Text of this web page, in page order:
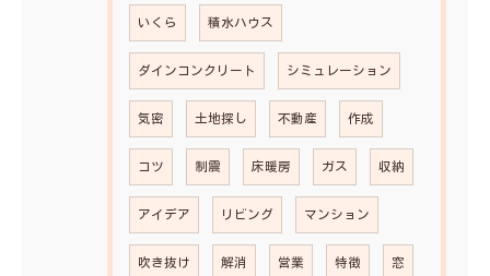
いくら 積水ハウス
ダインコンクリート シミュレーション
気密 土地探し 不動産 作成
コツ 制震 床暖房 ガス 収納
アイデア リビング マンション
吹き抜け 解消 営業 特徴 窓